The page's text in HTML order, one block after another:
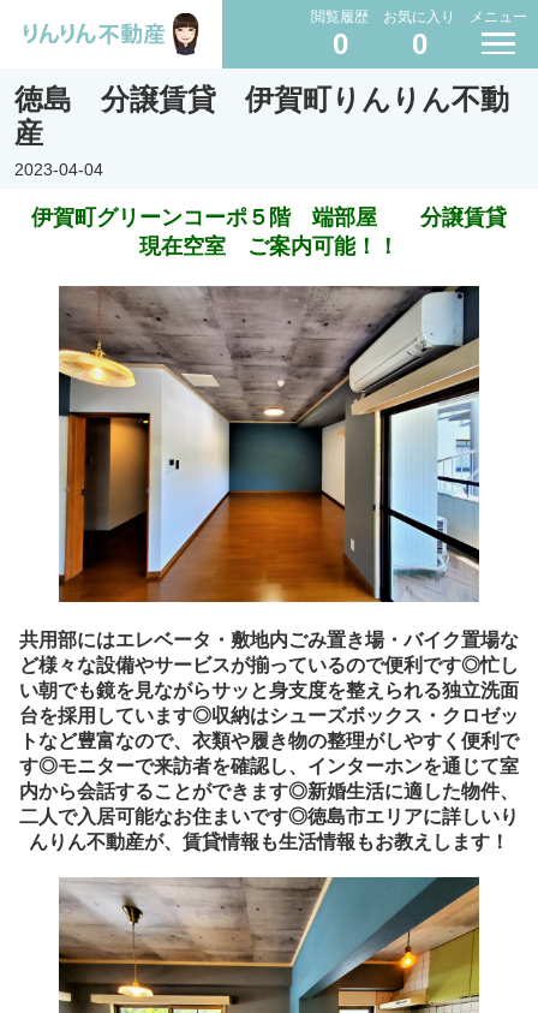
閲覧履歴
0
お気に入り
0
メニュー
徳島 分譲賃貸 伊賀町りんりん不動
産
2023-04-04
伊賀町グリーンコーポ５階 端部屋 分譲賃貸
現在空室 ご案内可能！！
共用部にはエレベータ・敷地内ごみ置き場・バイク置場な
ど様々な設備やサービスが揃っているので便利です◎忙し
い朝でも鏡を見ながらサッと身支度を整えられる独立洗面
台を採用しています◎収納はシューズボックス・クロゼッ
トなど豊富なので、衣類や履き物の整理がしやすく便利で
す◎モニターで来訪者を確認し、インターホンを通じて室
内から会話することができます◎新婚生活に適した物件、
二人で入居可能なお住まいです◎徳島市エリアに詳しいり
んりん不動産が、賃貸情報も生活情報もお教えします！